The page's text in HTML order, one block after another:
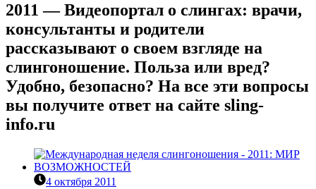
2011 — Видеопортал о слингах: врачи,
консультанты и родители
рассказывают о своем взгляде на
слингоношение. Польза или вред?
Удобно, безопасно? На все эти вопросы
вы получите ответ на сайте sling-
info.ru
4 октября 2011